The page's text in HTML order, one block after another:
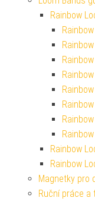
Rainbow
Rainbow
Rainbow
Magnetky pro
Ruční práce a